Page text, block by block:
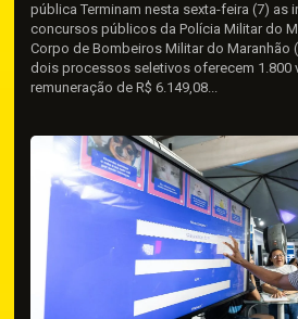
pública Terminam nesta sexta-feira (7) as
concursos públicos da Polícia Militar do
Corpo de Bombeiros Militar do Maranhão
dois processos seletivos oferecem 1.800
remuneração de R$ 6.149,08...